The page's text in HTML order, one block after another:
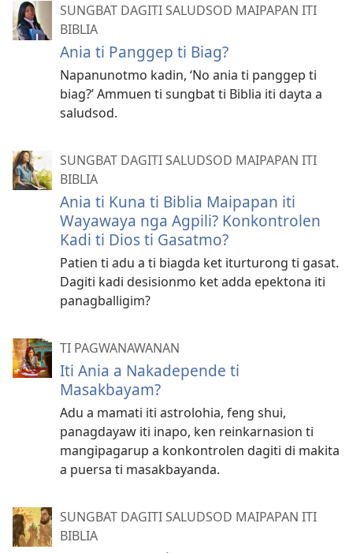
SUNGBAT DAGITI SALUDSOD MAIPAPAN ITI
BIBLIA
Ania ti Panggep ti Biag?
Napanunotmo kadin, ‘No ania ti panggep ti
biag?’ Ammuen ti sungbat ti Biblia iti dayta a
saludsod.
SUNGBAT DAGITI SALUDSOD MAIPAPAN ITI
BIBLIA
Ania ti Kuna ti Biblia Maipapan iti
Wayawaya nga Agpili? Konkontrolen
Kadi ti Dios ti Gasatmo?
Patien ti adu a ti biagda ket iturturong ti gasat.
Dagiti kadi desisionmo ket adda epektona iti
panagballigim?
TI PAGWANAWANAN
Iti Ania a Nakadepende ti
Masakbayam?
Adu a mamati iti astrolohia, feng shui,
panagdayaw iti inapo, ken reinkarnasion ti
mangipagarup a konkontrolen dagiti di makita
a puersa ti masakbayanda.
SUNGBAT DAGITI SALUDSOD MAIPAPAN ITI
BIBLIA